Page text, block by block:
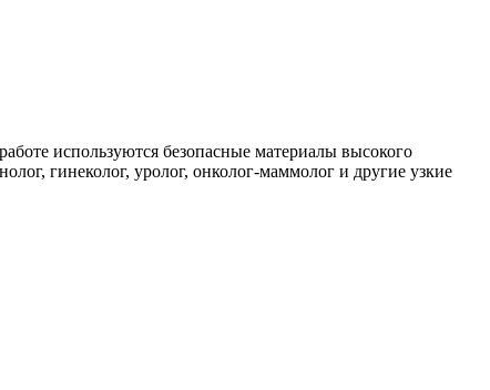
используются безопасные материалы высокого
гинеколог, уролог, онколог-маммолог и другие узкие